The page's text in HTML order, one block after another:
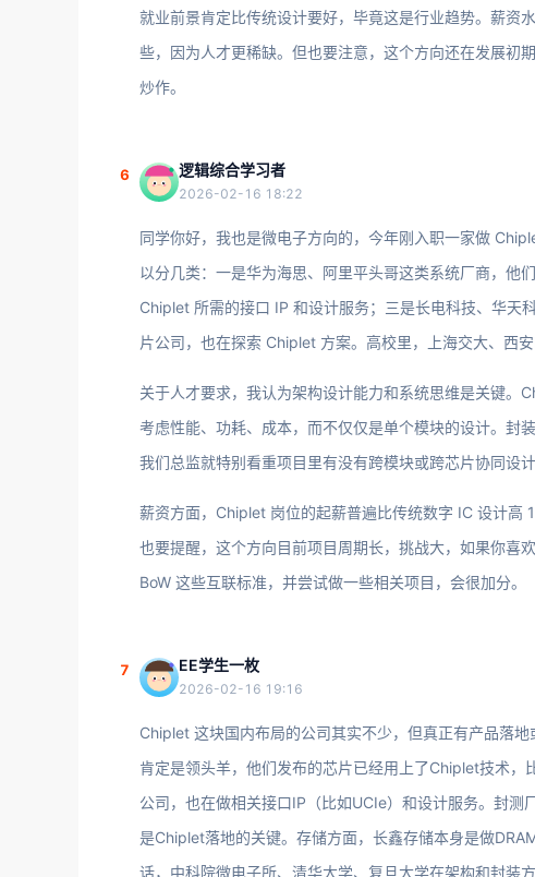
就业前景肯定比传统设计要好，毕竟这是行业趋势。薪资
些，因为人才更稀缺。但也要注意，这个方向还在发展初
炒作。
6 逻辑综合学习者
2026-02-16 18:22
同学你好，我也是微电子方向的，今年刚入职一家做
以分几类：一是华为海思、阿里平头哥这类系统厂商，
Chiplet 所需的接口 IP 和设计服务；三是长电科技、华天
片公司，也在探索 Chiplet 方案。高校里，上海交大、西
关于人才要求，我认为架构设计能力和系统思维是关键。
考虑性能、功耗、成本，而不仅仅是单个模块的设计。封
我们总监就特别看重项目里有没有跨模块或跨芯片协同设计
薪资方面，Chiplet 岗位的起薪普遍比传统数字 IC 设计高
也要提醒，这个方向目前项目周期长，挑战大，如果你喜
BoW 这些互联标准，并尝试做一些相关项目，会很加分。
7 EE学生一枚
2026-02-16 19:16
Chiplet 这块国内布局的公司其实不少，但真正有产品落
肯定是领头羊，他们发布的芯片已经用上了Chiplet技术
公司，也在做相关接口IP（比如UCIe）和设计服务。封
是Chiplet落地的关键。存储方面，长鑫存储本身是做
话，中科院微电子所、清华大学、复旦大学在架构和封装方